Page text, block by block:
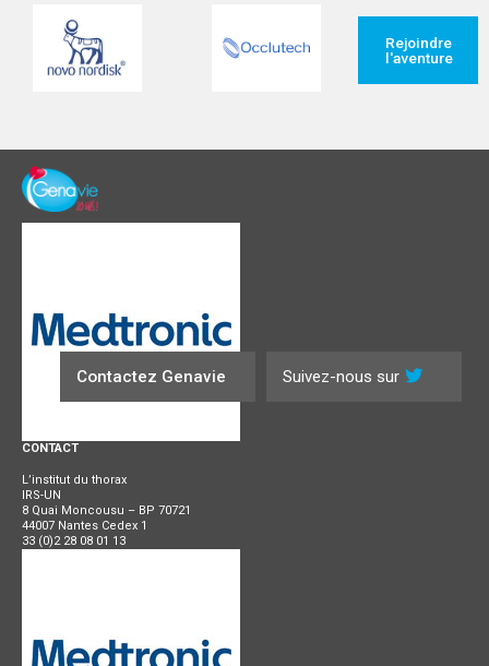
Rejoindre
l'aventure
CONTACT
L’institut du thorax
IRS-UN
8 Quai Moncousu – BP 70721
44007 Nantes Cedex 1
33 (0)2 28 08 01 13
Contactez Genavie Suivez-nous sur